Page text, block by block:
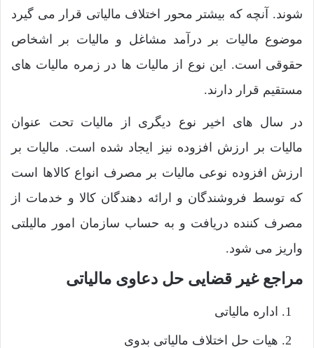
شوند. آنچه که بیشتر محور اختلاف مالیاتی قرار می گیرد
موضوع مالیات بر درآمد مشاغل و مالیات بر اشخاص
حقوقی است. این نوع از مالیات ها در زمره مالیات های
مستقیم قرار دارند.
در سال های اخیر نوع دیگری از مالیات تحت عنوان
مالیات بر ارزش افزوده نیز ایجاد شده است. مالیات بر
ارزش افزوده نوعی مالیات بر مصرف انواع کالاها است
که توسط فروشندگان و ارائه دهندگان کالا و خدمات از
مصرف کننده دریافت و به حساب سازمان امور مالیلتی
واریز می شود.
مراجع غیر قضایی حل دعاوی مالیاتی
اداره مالیاتی
هیات حل اختلاف مالیاتی بدوی